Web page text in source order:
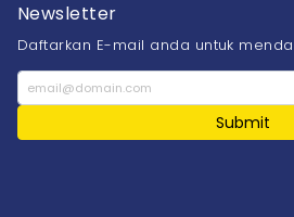
Newsletter
Daftarkan E-mail anda untuk
Submit